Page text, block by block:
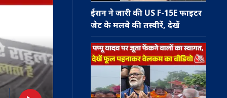
ईरान ने जारी की US F-15E फाइटर
जेट के मलबे की तस्वीरें, देखें